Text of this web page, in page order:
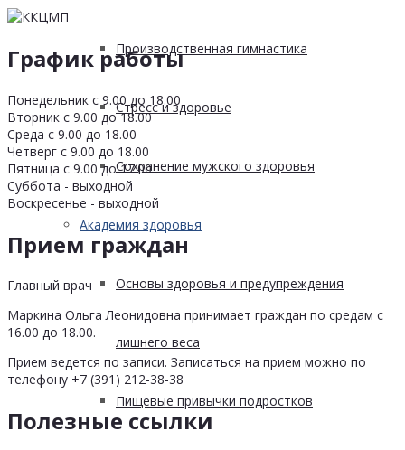
Производственная гимнастика
Стресс и здоровье
Сохранение мужского здоровья
Академия здоровья
Основы здоровья и предупреждения
лишнего веса
Пищевые привычки подростков
График работы
Понедельник с 9.00 до 18.00
Вторник с 9.00 до 18.00
Среда с 9.00 до 18.00
Четверг с 9.00 до 18.00
Пятница с 9.00 до 17.00
Суббота - выходной
Воскресенье - выходной
Прием граждан
Главный врач
Маркина Ольга Леонидовна принимает граждан по средам с
16.00 до 18.00.
Прием ведется по записи. Записаться на прием можно по
телефону +7 (391) 212-38-38
Полезные ссылки